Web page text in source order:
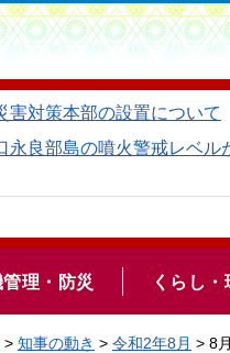
害対策本部の設置について
永良部島の噴火警戒レベル
理・防災 くらし・
> 知事の動き > 令和2年8月 > 8